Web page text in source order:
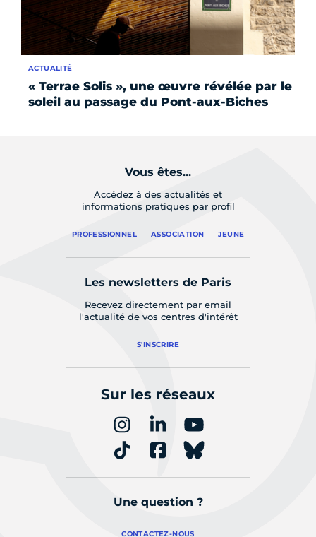
« Terrae Solis », une œuvre révélée par le
soleil au passage du Pont-aux-Biches
ACTUALITÉ
Vous êtes...
Accédez à des actualités et
informations pratiques par profil
PROFESSIONNEL ASSOCIATION JEUNE
Les newsletters de Paris
Recevez directement par email
l'actualité de vos centres d'intérêt
S'INSCRIRE
Sur les réseaux
Une question ?
CONTACTEZ-NOUS